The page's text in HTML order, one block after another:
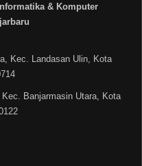
& Komputer
Kec. Landasan Ulin, Kota
Banjarmasin Utara, Kota